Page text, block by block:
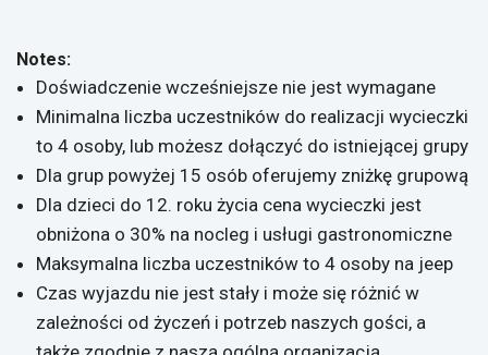
Notes:
Doświadczenie wcześniejsze nie jest wymagane
Minimalna liczba uczestników do realizacji wycieczki
to 4 osoby, lub możesz dołączyć do istniejącej grupy
Dla grup powyżej 15 osób oferujemy zniżkę grupową
Dla dzieci do 12. roku życia cena wycieczki jest
obniżona o 30% na nocleg i usługi gastronomiczne
Maksymalna liczba uczestników to 4 osoby na jeep
Czas wyjazdu nie jest stały i może się różnić w
zależności od życzeń i potrzeb naszych gości, a